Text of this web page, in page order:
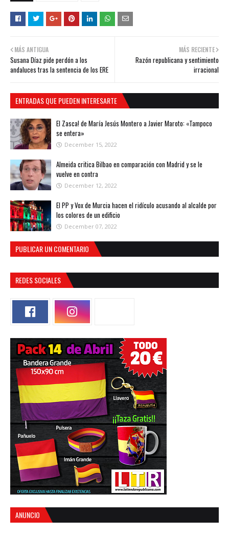
MÁS RECIENTE
Razón republicana y sentimiento
irracional
MÁS ANTIGUA
Susana Díaz pide perdón a los
andaluces tras la sentencia de los ERE
ENTRADAS QUE PUEDEN INTERESARTE
El Zasca! de María Jesús Montero a Javier Maroto: «Tampoco
se entera»
December 15, 2022
Almeida critica Bilbao en comparación con Madrid y se le
vuelve en contra
December 12, 2022
El PP y Vox de Murcia hacen el ridículo acusando al alcalde por
los colores de un edificio
December 07, 2022
PUBLICAR UN COMENTARIO
REDES SOCIALES
ANUNCIO